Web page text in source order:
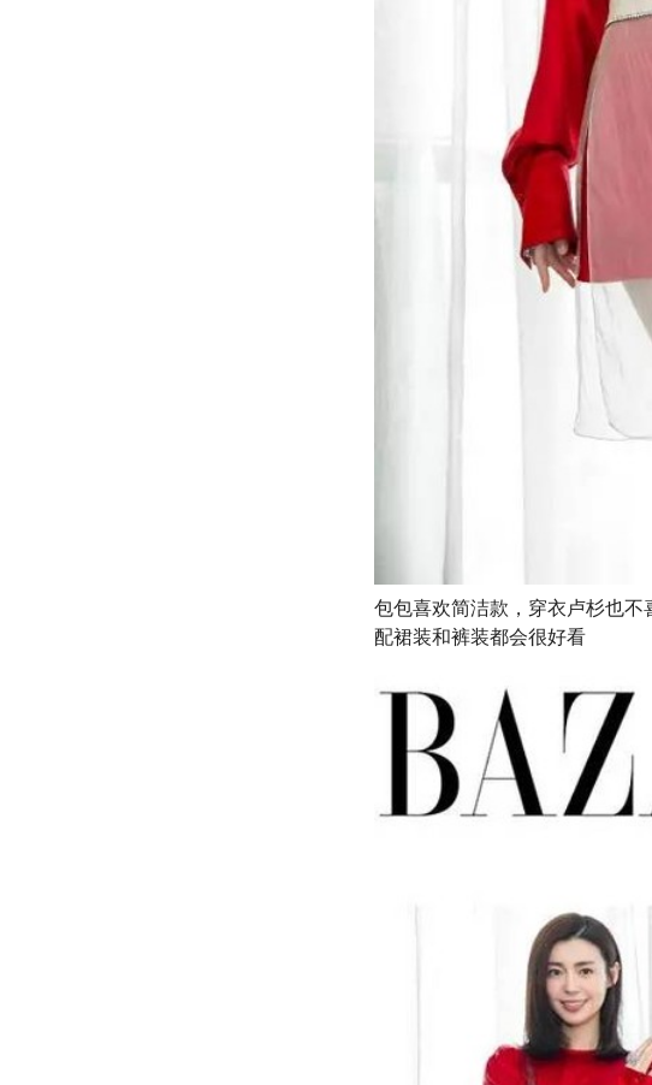
包包喜欢简洁款，穿衣卢杉也不
配裙装和裤装都会很好看